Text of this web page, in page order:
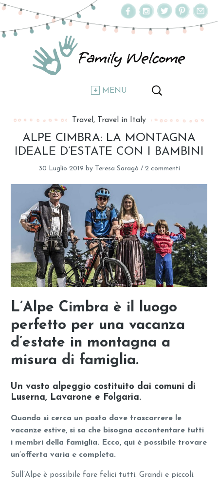
MENU
Travel Travel in Italy
ALPE CIMBRA: LA MONTAGNA
IDEALE D’ESTATE CON I BAMBINI
30 Luglio 2019 by Teresa Saragò / 2 commenti
L’Alpe Cimbra è il luogo
perfetto per una vacanza
d’estate in montagna a
misura di famiglia.
Un vasto alpeggio costituito dai comuni di
Luserna, Lavarone e Folgaria.
Quando si cerca un posto dove trascorrere le
vacanze estive, si sa che bisogna accontentare tutti
i membri della famiglia. Ecco, qui è possibile trovare
un’offerta varia e completa.
Sull’Alpe è possibile fare felici tutti. Grandi e piccoli.